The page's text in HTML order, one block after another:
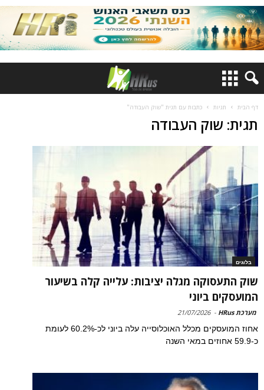
דף הבית תגיות כתבות עם תגית "שוק העבודה"
תגית: שוק העבודה
בלוגים
שוק התעסוקה מגלה יציבות: עלייה קלה בשיעור
המועסקים ביוני
מערכת HRus -
21/07/2026
אחוז המועסקים מכלל האוכלוסייה עלה ביוני לכ-60.2% לעומת
כ-59.9 אחוזים במאי השנה